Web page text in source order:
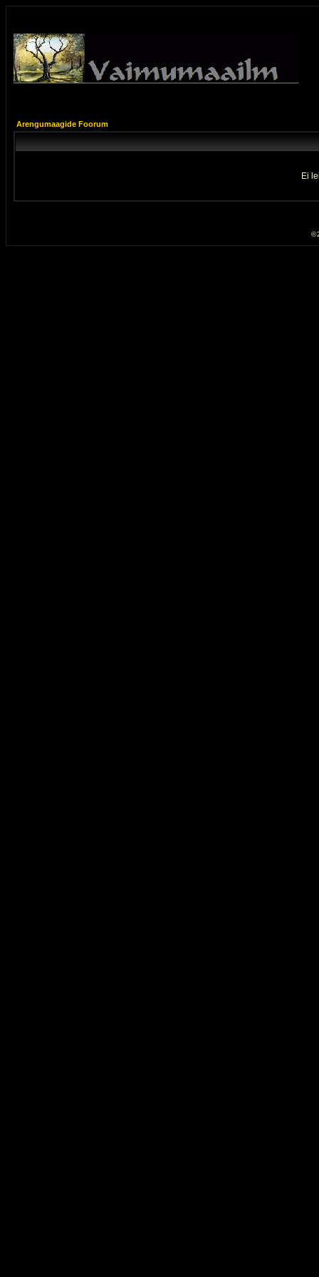
Arengumaagide Foorum
Ei
©